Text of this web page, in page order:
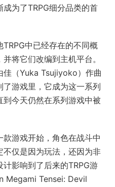
为了TRPG细分品类的首
中已经存在的不同概
将它们改编到主机平台。
佳（Yuka Tsujiyoko）作曲
游戏里，它成为这一系列
今天仍然在系列游戏中被
游戏开始，角色在战斗中
仅是因为玩法，还因为非
影响到了后来的TRPG游
Megami Tensei: Devil